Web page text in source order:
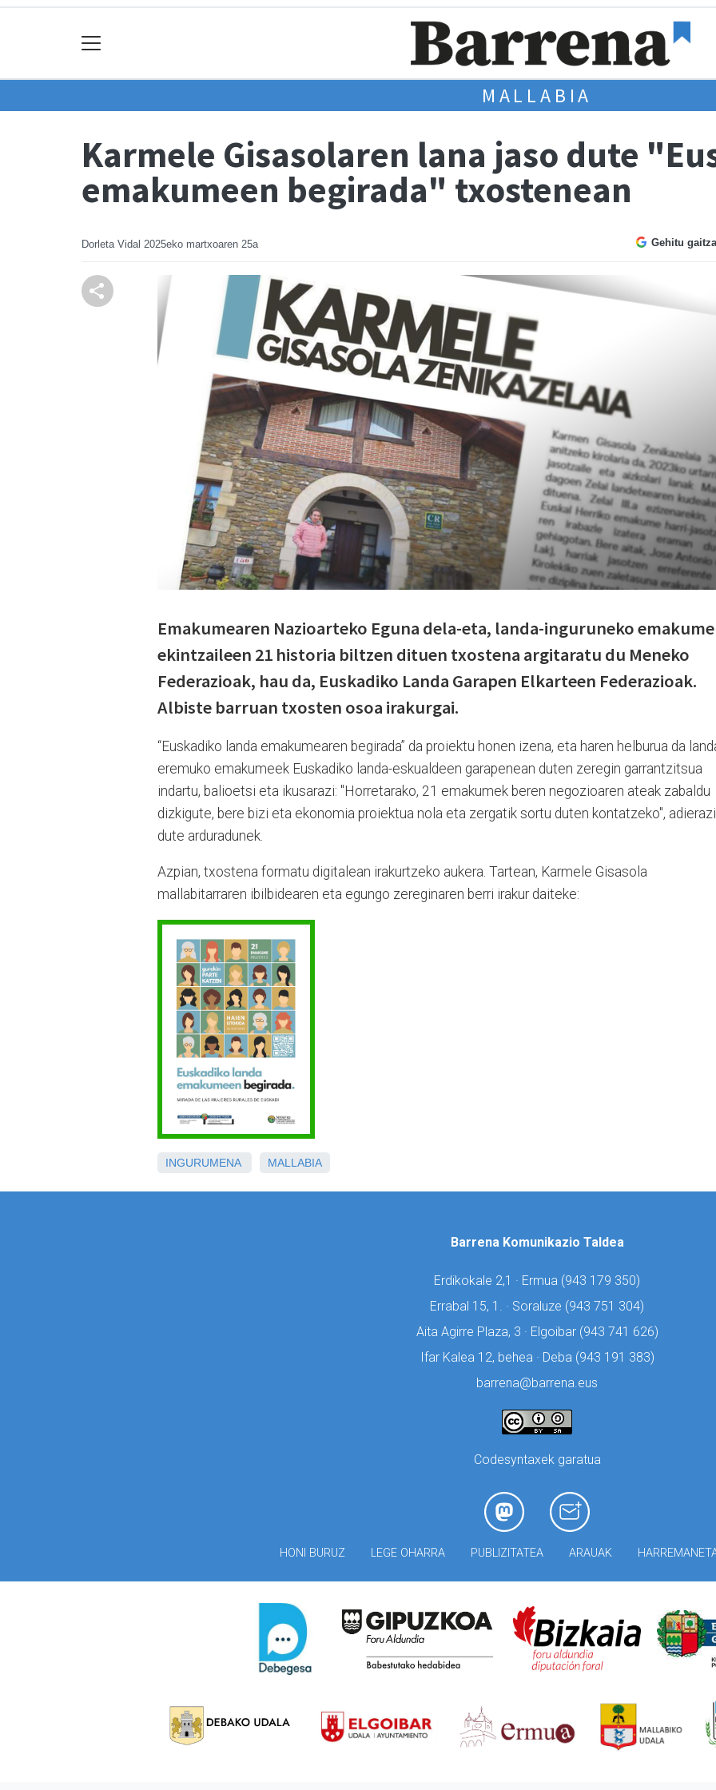
MALLABIA
Karmele Gisasolaren lana jaso dute
emakumeen begirada" txostenean
Dorleta Vidal 2025eko martxoaren 25a Gehitu
Emakumearen Nazioarteko Eguna dela-eta, landa-inguruneko emakume
ekintzaileen 21 historia biltzen dituen txostena argitaratu du Meneko
Federazioak, hau da, Euskadiko Landa Garapen Elkarteen Federazioak.
Albiste barruan txosten osoa irakurgai.
“Euskadiko landa emakumearen begirada” da proiektu honen izena, eta haren helburua da
eremuko emakumeek Euskadiko landa-eskualdeen garapenean duten zeregin garrantzitsua
indartu, balioetsi eta ikusarazi: "Horretarako, 21 emakumek beren negozioaren ateak zabaldu
dizkigute, bere bizi eta ekonomia proiektua nola eta zergatik sortu duten kontatzeko", adierazi
dute arduradunek.
Azpian, txostena formatu digitalean irakurtzeko aukera. Tartean, Karmele Gisasola
mallabitarraren ibilbidearen eta egungo zereginaren berri irakur daiteke:
INGURUMENA MALLABIA
Barrena Komunikazio Taldea
Erdikokale 2,1 · Ermua (943 179 350)
Errabal 15, 1. · Soraluze (943 751 304)
Aita Agirre Plaza, 3 · Elgoibar (943 741 626)
Ifar Kalea 12, behea · Deba (943 191 383)
barrena@barrena.eus
Codesyntaxek garatua
HONI BURUZ LEGE OHARRA PUBLIZITATEA ARAUAK